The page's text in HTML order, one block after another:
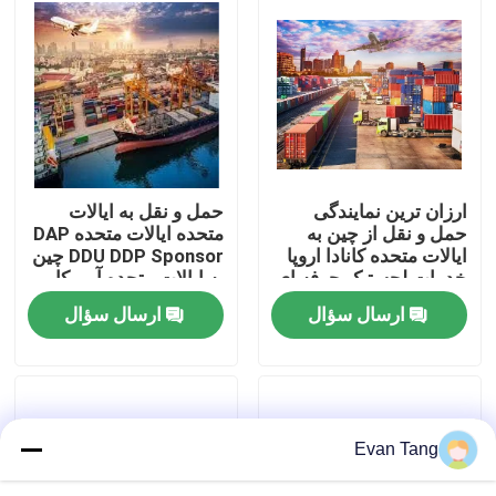
درباره ما
تور کارخانه
کنترل کیفیت
با ما تماس بگیرید
درخواست نقل قول
خدمات حمل و نقل بین المللی
منابع مرزی
ارزان ترین نمایندگی
حمل و نقل از چین به
ایالات متحده کانادا اروپا
خدمات لجستیک حرفه ای
دریایی
ارسال سؤال
حمل و نقل به ایالات
متحده ایالات متحده DAP
DDU DDP Sponsor چین
به ایالات متحده آمریکا
Door to Door Shipping
Agent Sea Delivery
Shipping Agent
ارسال سؤال
Evan Tang